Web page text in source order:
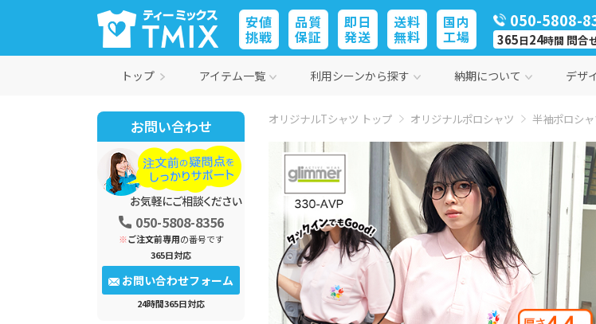
050-5808-
365日24時間 問合
安値
挑戦
品質
保証
即日
発送
送料
無料
国内
工場
トップ アイテム一覧 利用シーンから探す 納期について デザ
オリジナルTシャツ トップ オリジナルポロシャツ 半袖ポロシ
お問い合わせ
050-5808-8356
※ご注文前専用の番号です
365日対応
お問い合わせフォーム
24時間365日対応